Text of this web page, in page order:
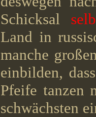
Schicksal
Land in
manche
einbilden,
Pfeife tanzen
schwächsten